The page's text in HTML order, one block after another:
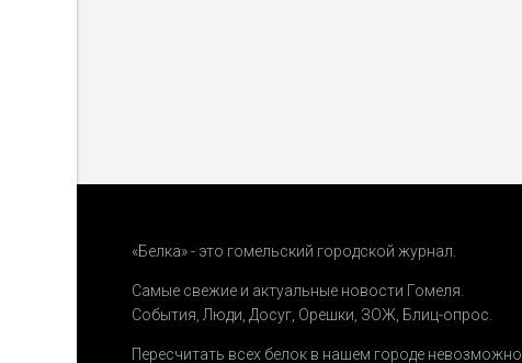
«Белка» - это гомельский городской журнал.
Самые свежие и актуальные новости Гомеля.
События Люди Досуг Орешки ЗОЖ Блиц-опрос
Пересчитать всех белок в нашем городе невозможно,